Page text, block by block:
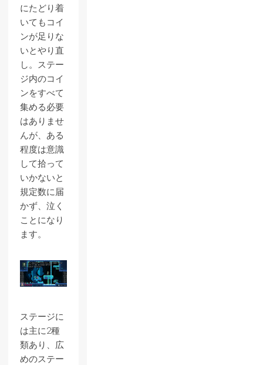
にたどり着
いてもコイ
ンが足りな
いとやり直
し。ステー
ジ内のコイ
ンをすべて
集める必要
はありませ
んが、ある
程度は意識
して拾って
いかないと
規定数に届
かず、泣く
ことになり
ます。
ステージに
は主に2種
類あり、広
めのステー